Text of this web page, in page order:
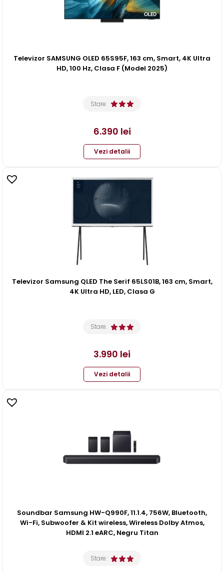
Televizor SAMSUNG OLED 65S95F, 163 cm, Smart, 4K Ultra
HD, 100 Hz, Clasa F (Model 2025)
Stare:
6.390 lei
Vezi detalii
Televizor Samsung QLED The Serif 65LS01B, 163 cm, Smart,
4K Ultra HD, LED, Clasa G
Stare:
3.990 lei
Vezi detalii
Soundbar Samsung HW-Q990F, 11.1.4, 756W, Bluetooth,
Wi-Fi, Subwoofer & Kit wireless, Wireless Dolby Atmos,
HDMI 2.1 eARC, Negru Titan
Stare: